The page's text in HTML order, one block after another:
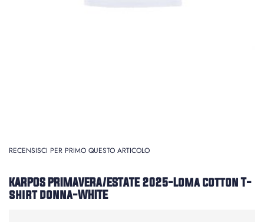
RECENSISCI PER PRIMO QUESTO ARTICOLO
KARPOS PRIMAVERA/ESTATE 2025-Loma cotton T-
shirt donna-WHITE